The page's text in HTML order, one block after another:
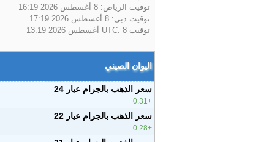
توقيت الرياض: 8 أغسطس 2026 16:19
توقيت دبي: 8 أغسطس 2026 17:19
توقيت UTC: 8 أغسطس 2026 13:19
اليوان الصيني
سعر الذهب بالجرام عيار 24
0.31
سعر الذهب بالجرام عيار 22
0.28